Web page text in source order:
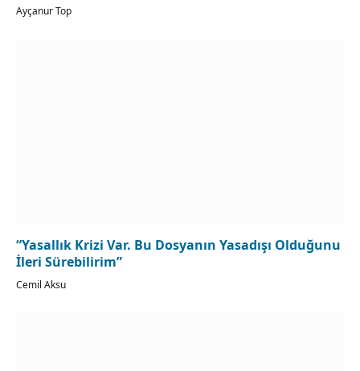
Ayçanur Top
“Yasallık Krizi Var. Bu Dosyanın Yasadışı Olduğunu
İleri Sürebilirim”
Cemil Aksu